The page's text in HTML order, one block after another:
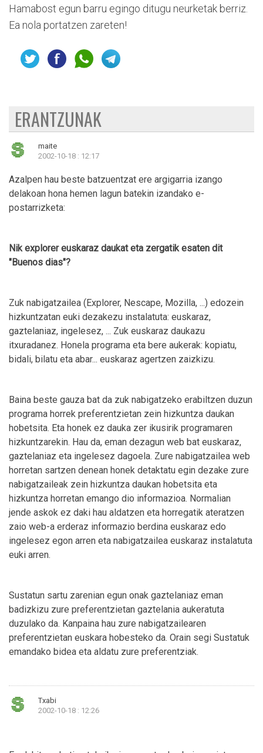
Hamabost egun barru egingo ditugu neurketak berriz.
Ea nola portatzen zareten!
ERANTZUNAK
maite
2002-10-18 : 12:17
Azalpen hau beste batzuentzat ere argigarria izango
delakoan hona hemen lagun batekin izandako e-
postarrizketa:
Nik explorer euskaraz daukat eta zergatik esaten dit
"Buenos dias"?
Zuk nabigatzailea (Explorer, Nescape, Mozilla, ...) edozein
hizkuntzatan euki dezakezu instalatuta: euskaraz,
gaztelaniaz, ingelesez, ... Zuk euskaraz daukazu
itxuradanez. Honela programa eta bere aukerak: kopiatu,
bidali, bilatu eta abar... euskaraz agertzen zaizkizu.
Baina beste gauza bat da zuk nabigatzeko erabiltzen duzun
programa horrek preferentzietan zein hizkuntza daukan
hobetsita. Eta honek ez dauka zer ikusirik programaren
hizkuntzarekin. Hau da, eman dezagun web bat euskaraz,
gaztelaniaz eta ingelesez dagoela. Zure nabigatzailea web
horretan sartzen denean honek detaktatu egin dezake zure
nabigatzaileak zein hizkuntza daukan hobetsita eta
hizkuntza horretan emango dio informazioa. Normalian
jende askok ez daki hau aldatzen eta horregatik ateratzen
zaio web-a erderaz informazio berdina euskaraz edo
ingelesez egon arren eta nabigatzailea euskaraz instalatuta
euki arren.
Sustatun sartu zarenian egun onak gaztelaniaz eman
badizkizu zure preferentzietan gaztelania aukeratuta
duzulako da. Kanpaina hau zure nabigatzailearen
preferentzietan euskara hobesteko da. Orain segi Sustatuk
emandako bidea eta aldatu zure preferentziak.
Txabi
2002-10-18 : 12:26